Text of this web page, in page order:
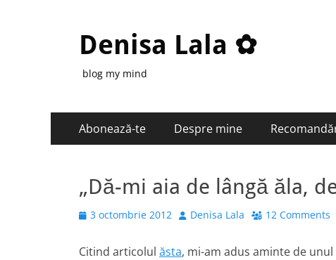
Denisa Lala ✿
blog my mind
Primary
Menu
Abonează-te Despre mine
„Dă-mi aia de lângă ăla,
Posted
3 octombrie 2012 Author
Denisa Lala 12 Comments
Citind articolul ăsta, mi-am adus aminte de